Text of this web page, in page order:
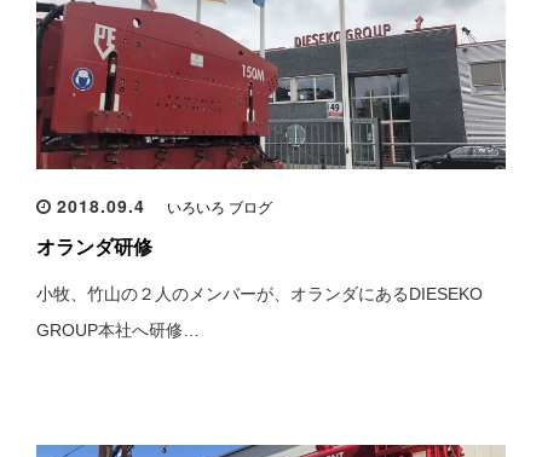
2018.09.4 いろいろ ブログ
オランダ研修
小牧、竹山の２人のメンバーが、オランダにあるDIESEKO
GROUP本社へ研修…